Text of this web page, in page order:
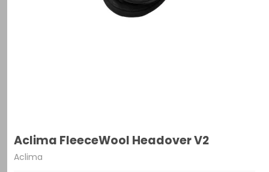
Aclima FleeceWool Headover V2
Aclima